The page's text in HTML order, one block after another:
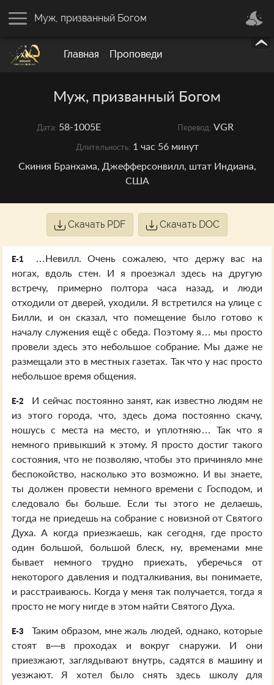
Главная Проповеди
Муж, призванный Богом
Муж, призванный Богом
Дата: 58-1005E Перевод: VGR
Длительность: 1 час 56 минут
Скиния Бранхама, Джефферсонвилл, штат Индиана,
США
Скачать PDF Скачать DOC
E-1
…Невилл. Очень сожалею, что держу вас на
ногах, вдоль стен. И я проезжал здесь на другую
встречу, примерно полтора часа назад, и люди
отходили от дверей, уходили. Я встретился на улице с
Билли, и он сказал, что помещение было готово к
началу служения ещё с обеда. Поэтому я… мы просто
провели здесь это небольшое собрание. Мы даже не
размещали это в местных газетах. Так что у нас просто
небольшое время общения.
E-2
И сейчас постоянно занят, как известно людям не
из этого города, что, здесь дома постоянно скачу,
ношусь с места на место, и уплотняю… Так что я
немного привыкший к этому. Я просто достиг такого
состояния, что не позволяю, чтобы это причиняло мне
беспокойство, насколько это возможно. И вы знаете,
ты должен провести немного времени с Господом, и
следовало бы больше. Если ты этого не делаешь,
тогда не приедешь на собрание с новизной от Святого
Духа. А когда приезжаешь, как сегодня, где просто
один большой, большой блеск, ну, временами мне
бывает немного трудно приехать, уберечься от
некоторого давления и подталкивания, вы понимаете,
и расстраиваюсь. Когда у меня так получается, тогда я
просто не могу нигде в этом найти Святого Духа.
E-3
Таким образом, мне жаль людей, однако, которые
стоят в—в проходах и вокруг снаружи. И они
приезжают, заглядывают внутрь, садятся в машину и
уезжают. Я хотел было снять здесь школу для